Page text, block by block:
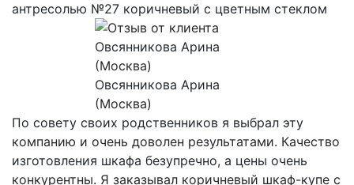
антресолью №27 коричневый с цветным стеклом
Овсянникова Арина
(Москва)
По совету своих родственников я выбрал эту
компанию и очень доволен результатами. Качество
изготовления шкафа безупречно, а цены очень
конкурентны. Я заказывал коричневый шкаф-купе с